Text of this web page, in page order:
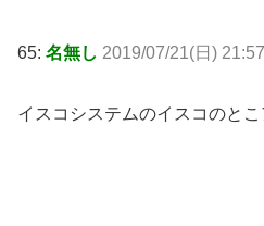
65: 名無し 2019/07/21(日)
イスコシステムのイスコのと